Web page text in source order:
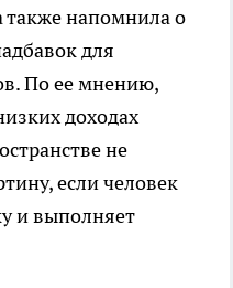
также напомнила о
для
По ее мнению,
доходах
не
если человек
и выполняет